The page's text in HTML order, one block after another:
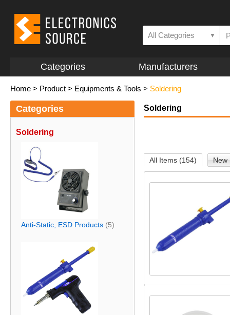
All Categories ▼
Categories Manufacturers
Home > Product > Equipments & Tools > Soldering
Categories
Soldering
Anti-Static, ESD Products (5)
Soldering
All Items (154) New